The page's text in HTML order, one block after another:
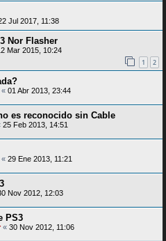
Jul 2017, 11:38
Nor Flasher
Mar 2015, 10:24
1 2
« 01 Abr 2013, 23:44
es reconocido sin Cable
25 Feb 2013, 14:51
« 29 Ene 2013, 11:21
Nov 2012, 12:03
PS3
« 30 Nov 2012, 11:06